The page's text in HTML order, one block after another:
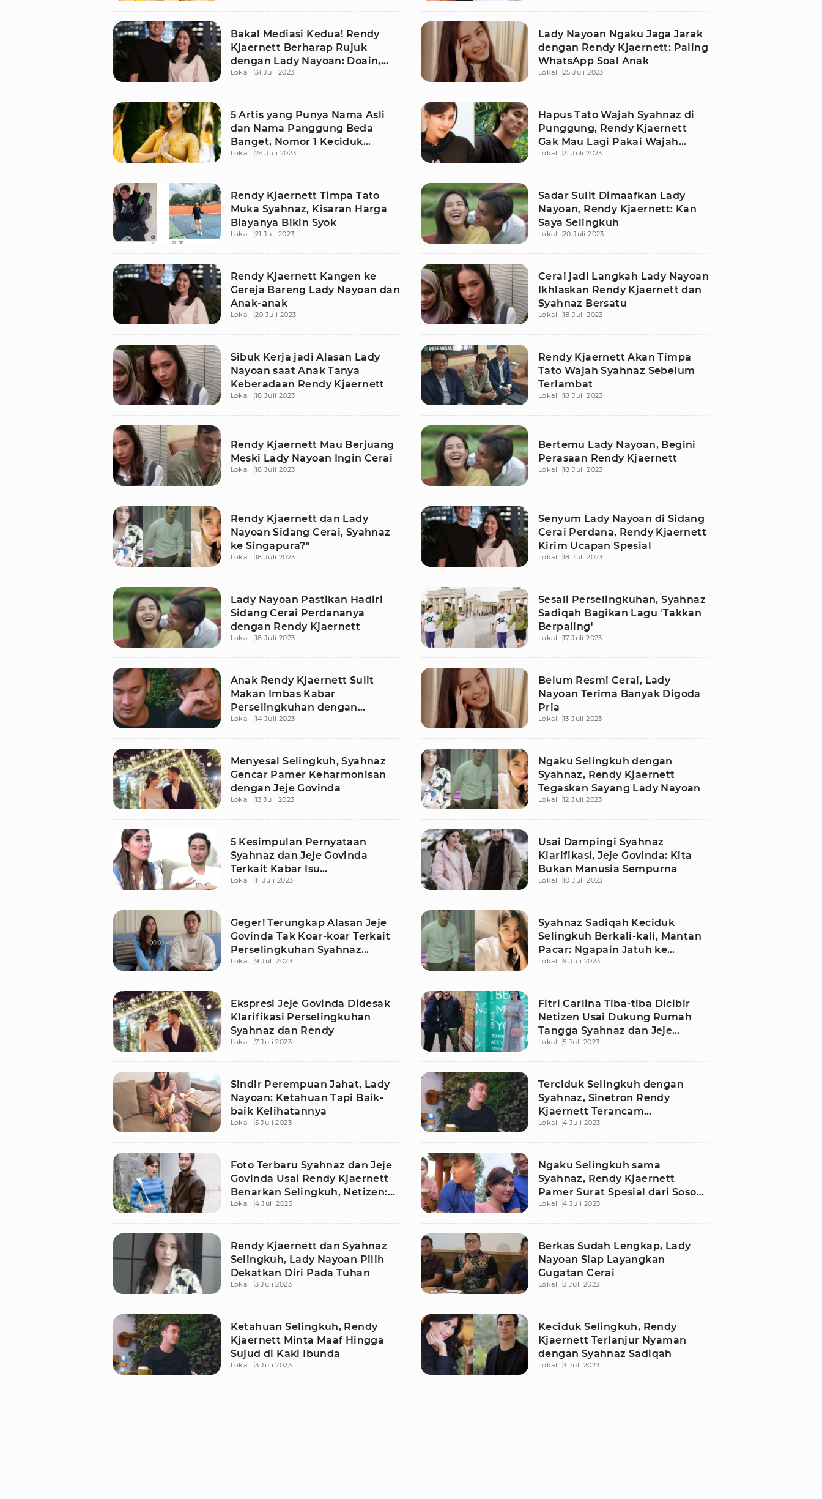
Bakal Mediasi Kedua! Rendy
Kjaernett Berharap Rujuk
dengan Lady Nayoan: Doain,
Ada Titik Terang
Lokal 31 Juli 2023
Lady Nayoan Ngaku Jaga Jarak
dengan Rendy Kjaernett: Paling
WhatsApp Soal Anak
Lokal 25 Juli 2023
5 Artis yang Punya Nama Asli
dan Nama Panggung Beda
Banget, Nomor 1 Keciduk
Selingkuh
Lokal 24 Juli 2023
Hapus Tato Wajah Syahnaz di
Punggung, Rendy Kjaernett
Gak Mau Lagi Pakai Wajah
Orang Lain
Lokal 21 Juli 2023
Rendy Kjaernett Timpa Tato
Muka Syahnaz, Kisaran Harga
Biayanya Bikin Syok
Lokal 21 Juli 2023
Sadar Sulit Dimaafkan Lady
Nayoan, Rendy Kjaernett: Kan
Saya Selingkuh
Lokal 20 Juli 2023
Rendy Kjaernett Kangen ke
Gereja Bareng Lady Nayoan dan
Anak-anak
Lokal 20 Juli 2023
Cerai jadi Langkah Lady Nayoan
Ikhlaskan Rendy Kjaernett dan
Syahnaz Bersatu
Lokal 18 Juli 2023
Sibuk Kerja jadi Alasan Lady
Nayoan saat Anak Tanya
Keberadaan Rendy Kjaernett
Lokal 18 Juli 2023
Rendy Kjaernett Akan Timpa
Tato Wajah Syahnaz Sebelum
Terlambat
Lokal 18 Juli 2023
Rendy Kjaernett Mau Berjuang
Meski Lady Nayoan Ingin Cerai
Lokal 18 Juli 2023
Bertemu Lady Nayoan, Begini
Perasaan Rendy Kjaernett
Lokal 18 Juli 2023
Rendy Kjaernett dan Lady
Nayoan Sidang Cerai, Syahnaz
ke Singapura?"
Lokal 18 Juli 2023
Senyum Lady Nayoan di Sidang
Cerai Perdana, Rendy Kjaernett
Kirim Ucapan Spesial
Lokal 18 Juli 2023
Lady Nayoan Pastikan Hadiri
Sidang Cerai Perdananya
dengan Rendy Kjaernett
Lokal 18 Juli 2023
Sesali Perselingkuhan, Syahnaz
Sadiqah Bagikan Lagu 'Takkan
Berpaling'
Lokal 17 Juli 2023
Anak Rendy Kjaernett Sulit
Makan Imbas Kabar
Perselingkuhan dengan
Syahnaz
Lokal 14 Juli 2023
Belum Resmi Cerai, Lady
Nayoan Terima Banyak Digoda
Pria
Lokal 13 Juli 2023
Menyesal Selingkuh, Syahnaz
Gencar Pamer Keharmonisan
dengan Jeje Govinda
Lokal 13 Juli 2023
Ngaku Selingkuh dengan
Syahnaz, Rendy Kjaernett
Tegaskan Sayang Lady Nayoan
Lokal 12 Juli 2023
5 Kesimpulan Pernyataan
Syahnaz dan Jeje Govinda
Terkait Kabar Isu
Perselingkuhan
Lokal 11 Juli 2023
Usai Dampingi Syahnaz
Klarifikasi, Jeje Govinda: Kita
Bukan Manusia Sempurna
Lokal 10 Juli 2023
Geger! Terungkap Alasan Jeje
Govinda Tak Koar-koar Terkait
Perselingkuhan Syahnaz
Sadiqah
Lokal 9 Juli 2023
Syahnaz Sadiqah Keciduk
Selingkuh Berkali-kali, Mantan
Pacar: Ngapain Jatuh ke
Lubang yang Sama?
Lokal 9 Juli 2023
Ekspresi Jeje Govinda Didesak
Klarifikasi Perselingkuhan
Syahnaz dan Rendy
Lokal 7 Juli 2023
Fitri Carlina Tiba-tiba Dicibir
Netizen Usai Dukung Rumah
Tangga Syahnaz dan Jeje
Govinda
Lokal 5 Juli 2023
Sindir Perempuan Jahat, Lady
Nayoan: Ketahuan Tapi Baik-
baik Kelihatannya
Lokal 5 Juli 2023
Terciduk Selingkuh dengan
Syahnaz, Sinetron Rendy
Kjaernett Terancam
Diberhentikan?
Lokal 4 Juli 2023
Foto Terbaru Syahnaz dan Jeje
Govinda Usai Rendy Kjaernett
Benarkan Selingkuh, Netizen:
Muka Tembok!
Lokal 4 Juli 2023
Ngaku Selingkuh sama
Syahnaz, Rendy Kjaernett
Pamer Surat Spesial dari Sosok
Ini
Lokal 4 Juli 2023
Rendy Kjaernett dan Syahnaz
Selingkuh, Lady Nayoan Pilih
Dekatkan Diri Pada Tuhan
Lokal 3 Juli 2023
Berkas Sudah Lengkap, Lady
Nayoan Siap Layangkan
Gugatan Cerai
Lokal 3 Juli 2023
Ketahuan Selingkuh, Rendy
Kjaernett Minta Maaf Hingga
Sujud di Kaki Ibunda
Lokal 3 Juli 2023
Keciduk Selingkuh, Rendy
Kjaernett Terlanjur Nyaman
dengan Syahnaz Sadiqah
Lokal 3 Juli 2023